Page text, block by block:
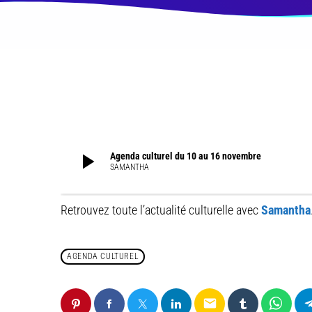
play_arrow Agenda culturel du 10 au 16 novembre
SAMANTHA
Retrouvez toute l’actualité culturelle avec Samantha
AGENDA CULTUREL
email